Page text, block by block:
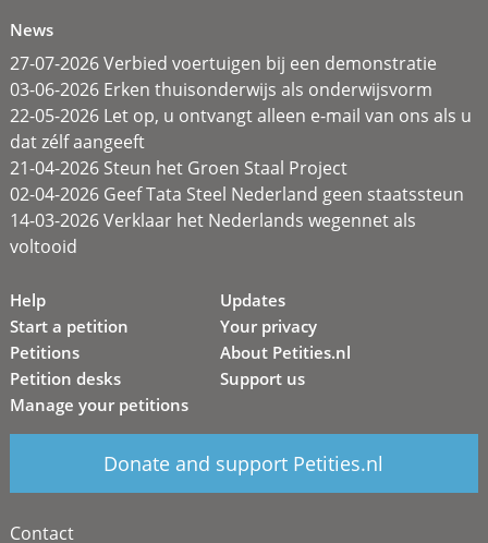
News
27-07-2026 Verbied voertuigen bij een demonstratie
03-06-2026 Erken thuisonderwijs als onderwijsvorm
22-05-2026 Let op, u ontvangt alleen e-mail van ons als u
dat zélf aangeeft
21-04-2026 Steun het Groen Staal Project
02-04-2026 Geef Tata Steel Nederland geen staatssteun
14-03-2026 Verklaar het Nederlands wegennet als
voltooid
Help
Start a petition
Petitions
Petition desks
Manage your petitions
Updates
Your privacy
About Petities.nl
Support us
Donate and support Petities.nl
Contact